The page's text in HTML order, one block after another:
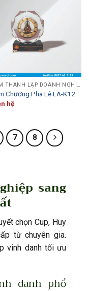
Chương Pha Lê LA-K12
hệ
7 8
sang
chọn Cup, Huy
từ chuyên gia.
vinh danh tối ưu
danh phổ